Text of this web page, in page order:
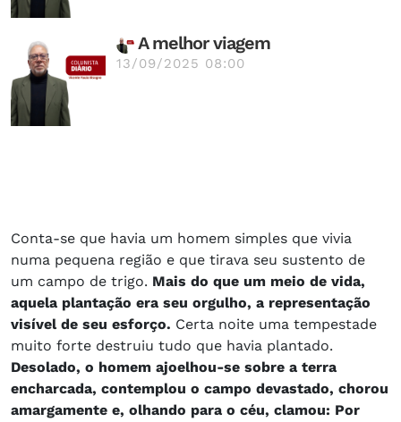
A melhor viagem
13/09/2025 08:00
Conta-se que havia um homem simples que vivia
numa pequena região e que tirava seu sustento de
um campo de trigo. Mais do que um meio de vida,
aquela plantação era seu orgulho, a representação
visível de seu esforço. Certa noite uma tempestade
muito forte destruiu tudo que havia plantado.
Desolado, o homem ajoelhou-se sobre a terra
encharcada, contemplou o campo devastado, chorou
amargamente e, olhando para o céu, clamou: Por